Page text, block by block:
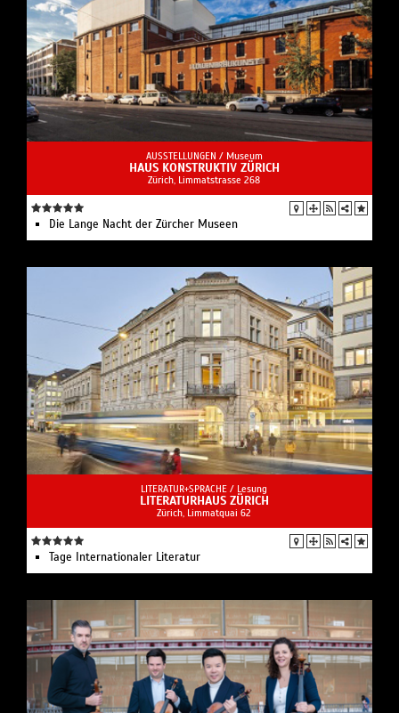
AUSSTELLUNGEN / Museum
HAUS KONSTRUKTIV ZÜRICH
Zürich, Limmatstrasse 268
Die Lange Nacht der Zürcher Museen
LITERATUR+SPRACHE / Lesung
LITERATURHAUS ZÜRICH
Zürich, Limmatquai 62
Tage Internationaler Literatur